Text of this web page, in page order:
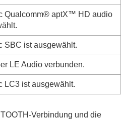
Qualcomm® aptX™ HD audio
SBC ist ausgewählt.
LE Audio verbunden.
LC3 ist ausgewählt.
-Verbindung und die